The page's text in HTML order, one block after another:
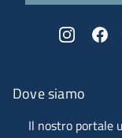
Il nostro portale
Dove siamo